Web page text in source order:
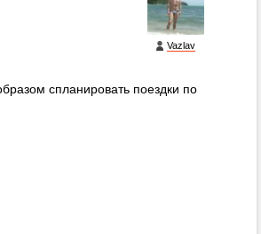
Vazlav
спланировать поездки по